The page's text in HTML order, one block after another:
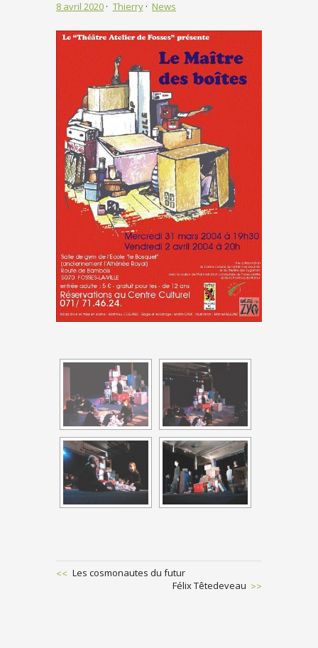
8 avril 2020 Thierry News
Previous
Les cosmonautes du futur
Next
Félix Têtedeveau